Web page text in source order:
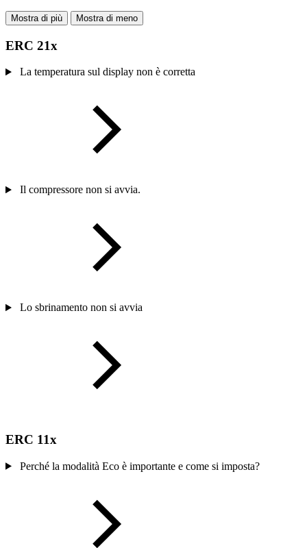
Mostra di più Mostra di meno
ERC 21x
La temperatura sul display non è corretta
Il compressore non si avvia.
Lo sbrinamento non si avvia
ERC 11x
Perché la modalità Eco è importante e come si imposta?